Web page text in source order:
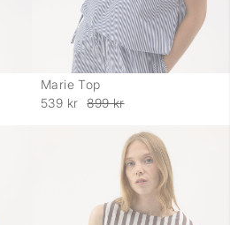
Marie Top
539 kr
899 kr